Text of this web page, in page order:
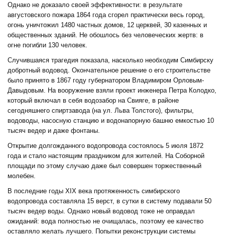
Однако не доказало своей эффективности: в результате
августовского пожара 1864 года сгорел практически весь город,
огонь уничтожил 1480 частных домов, 12 церквей, 30 казенных и
общественных зданий. Не обошлось без человеческих жертв: в
огне погибли 130 человек.
Случившаяся трагедия показала, насколько необходим Симбирску
добротный водовод. Окончательное решение о его строительстве
было принято в 1867 году губернатором Владимиром Орловым-
Давыдовым. На вооружение взяли проект инженера Петра Колодко,
который включал в себя водозабор на Свияге, в районе
сегодняшнего спиртзавода (на ул. Льва Толстого), фильтры,
водоводы, насосную станцию и водонапорную башню емкостью 10
тысяч ведер и даже фонтаны.
Открытие долгожданного водопровода состоялось 5 июля 1872
года и стало настоящим праздником для жителей. На Соборной
площади по этому случаю даже был совершен торжественный
молебен.
В последние годы XIX века протяженность симбирского
водопровода составляла 15 верст, в сутки в систему подавали 50
тысяч ведер воды. Однако новый водовод тоже не оправдал
ожиданий: вода полностью не очищалась, поэтому ее качество
оставляло желать лучшего. Попытки реконструкции системы